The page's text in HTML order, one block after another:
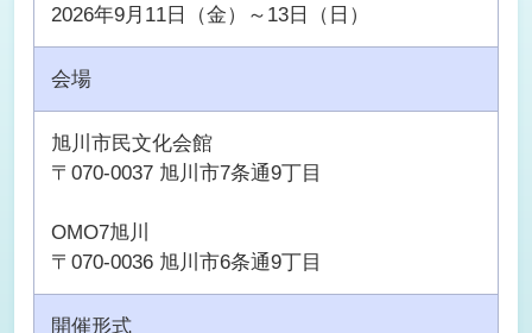
2026年9月11日（金）～13日（日）
会場
旭川市民文化会館
〒070-0037 旭川市7条通9丁目
OMO7旭川
〒070-0036 旭川市6条通9丁目
開催形式